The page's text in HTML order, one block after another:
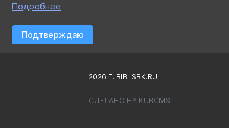
2026 Г. BIBLSBK.RU
СДЕЛАНО НА KUBCMS
Подробнее
Подтверждаю